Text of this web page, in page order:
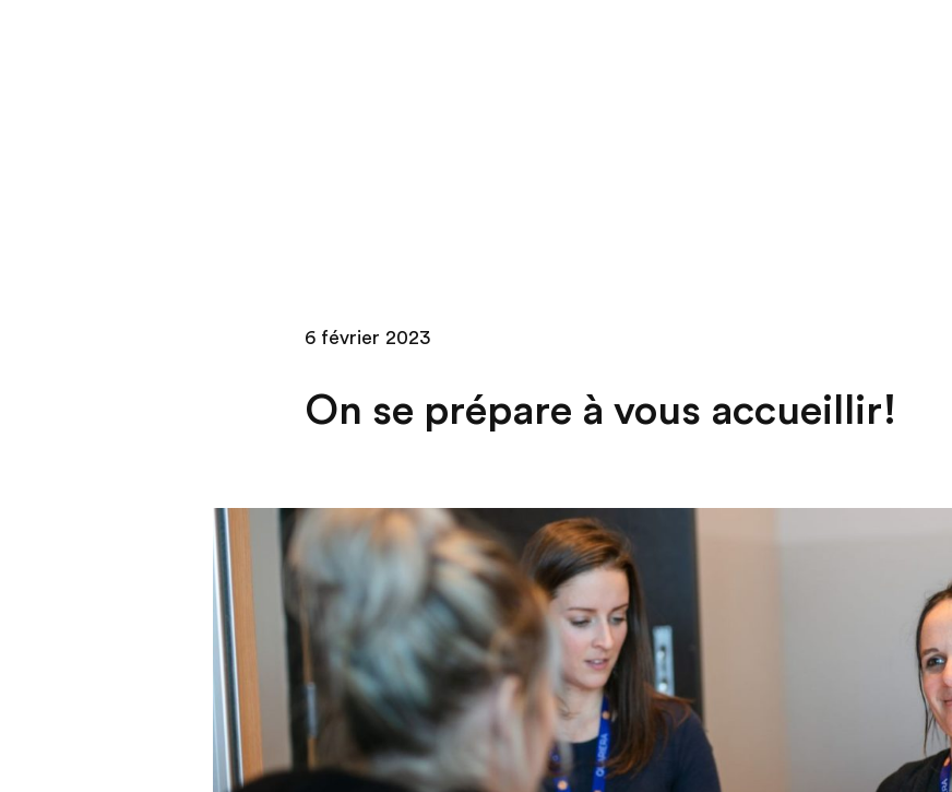
6 février 2023
On se prépare à vous accueillir!